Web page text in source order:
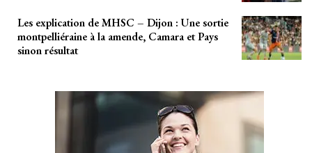
Les explication de MHSC – Dijon : Une sortie
montpelliéraine à la amende, Camara et Pays
sinon résultat